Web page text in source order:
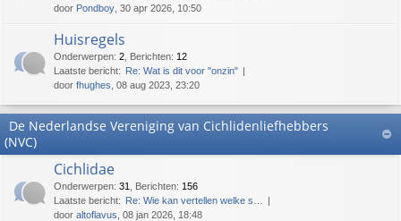
door Pondboy , 30 apr 2026, 10:50
Huisregels
Onderwerpen: 2 Berichten: 12
Laatste bericht: Re: Wat is dit voor "onzin"
door fhughes , 08 aug 2023, 23:20
De Nederlandse Vereniging van Cichlidenliefhebbers
(NVC)
Cichlidae
Onderwerpen: 31 Berichten: 156
Laatste bericht: Re: Wie kan vertellen welke s…
door altoflavus , 08 jan 2026, 18:48